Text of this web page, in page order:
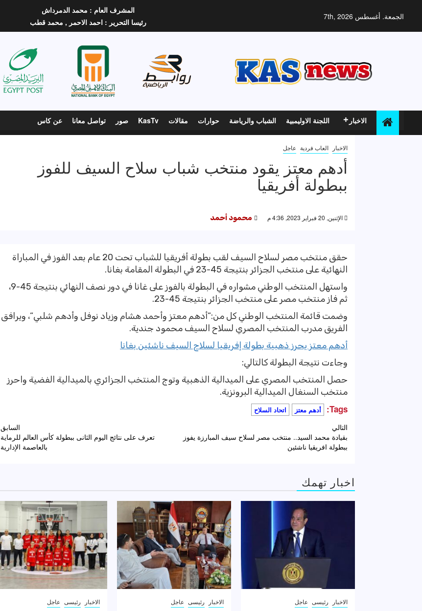
الجمعة. أغسطس 7th, 2026
المشرف العام : محمد الدمرداش
رئيسا التحرير : احمد الاحمر , محمد قطب
الاخبار اللجنة الاوليمبية الشباب والرياضة حوارات مقالات KasTv صور تواصل معانا عن كاس
الاخبار العاب فردية عاجل
أدهم معتز يقود منتخب شباب سلاح السيف للفوز
ببطولة أفريقيا
الإثنين, 20 فبراير 2023, 4:36 م محمود أحمد
حقق منتخب مصر لسلاح السيف لقب بطولة أفريقيا للشباب تحت 20 عام بعد الفوز في المباراة
النهائية على منتخب الجزائر بنتيجة 45-23 في البطولة المقامة بغانا.
واستهل المنتخب الوطني مشواره في البطولة بالفوز على غانا في دور نصف النهائي بنتيجة 45-9،
ثم فاز منتخب مصر على منتخب الجزائر بنتيجة 45-23.
وضمت قائمة المنتخب الوطني كل من:”أدهم معتز وأحمد هشام وزياد نوفل وأدهم شلبي”، ويرافق
الفريق مدرب المنتخب المصري لسلاح السيف محمود جندية.
أدهم معتز يحرز ذهبية بطولة إفريقيا لسلاح السيف ناشئين بغانا
وجاءت نتيجة البطولة كالتالي:
حصل المنتخب المصري على الميدالية الذهبية وتوج المنتخب الجزائري بالميدالية الفضية واحرز
منتخب السنغال الميدالية البرونزية.
Tags: أدهم معتز اتحاد السلاح
تصفّح
المقالات
السابق
تعرف على نتائج اليوم الثانى ببطولة كأس العالم للرماية
بالعاصمة الإدارية
التالي
بقيادة محمد السيد.. منتخب مصر لسلاح سيف المبارزة يفوز
ببطولة افريقيا ناشئين
اخبار تهمك
الاخبار رئيسى عاجل الاخبار رئيسى عاجل الاخبار رئيسى عاجل